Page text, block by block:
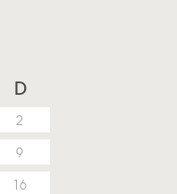
D
2
9
16